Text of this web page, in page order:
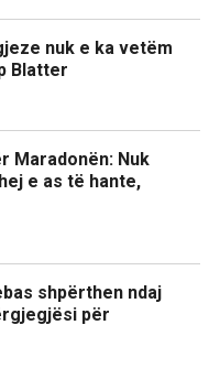
nuk e ka vetëm
Blatter
Maradonën: Nuk
e as të hante,
shpërthen ndaj
për